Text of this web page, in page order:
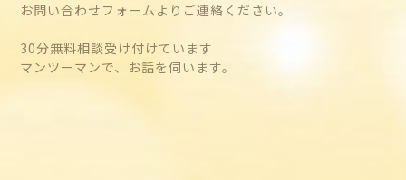
お問い合わせフォームよりご連絡ください。
30分無料相談受け付けています
マンツーマンで、お話を伺います。